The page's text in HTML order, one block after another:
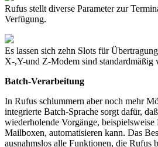
Rufus stellt diverse Parameter zur
Verfügung.
Es lassen sich zehn Slots für
X-,Y-und Z-Modem sind standardmäßig
Batch-Verarbeitung
In Rufus schlummern aber noch mehr
integrierte Batch-Sprache sorgt dafür,
wiederholende Vorgänge,
Mailboxen, automatisieren kann. Das
ausnahmslos alle Funktionen, die Rufus